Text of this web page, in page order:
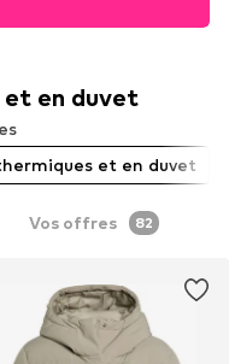
en duvet
et en duvet
Vos offres 82